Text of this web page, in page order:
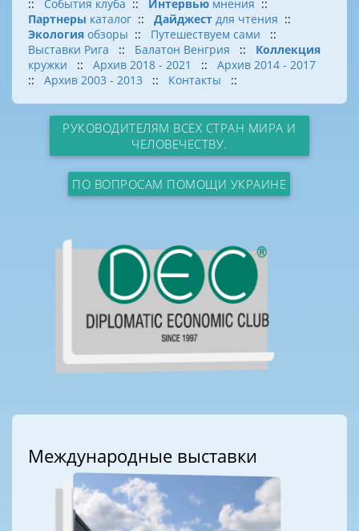
:: События клуба :: Интервью мнения ::
Партнеры каталог :: Дайджест для чтения ::
Экология обзоры :: Путешествуем сами
::
Выставки Рига
:: Балатон Венгрия :: Коллекция
кружки
:: Архив 2018 - 2021 :: Архив 2014 - 2017
:: Архив 2003 - 2013 :: Контакты ::
РУКОВОДИТЕЛЯМ ВСЕХ СТРАН МИРА И
ЧЕЛОВЕЧЕСТВУ.
ПО ВОПРОСАМ ПОМОЩИ УКРАИНЕ
Международные выставки